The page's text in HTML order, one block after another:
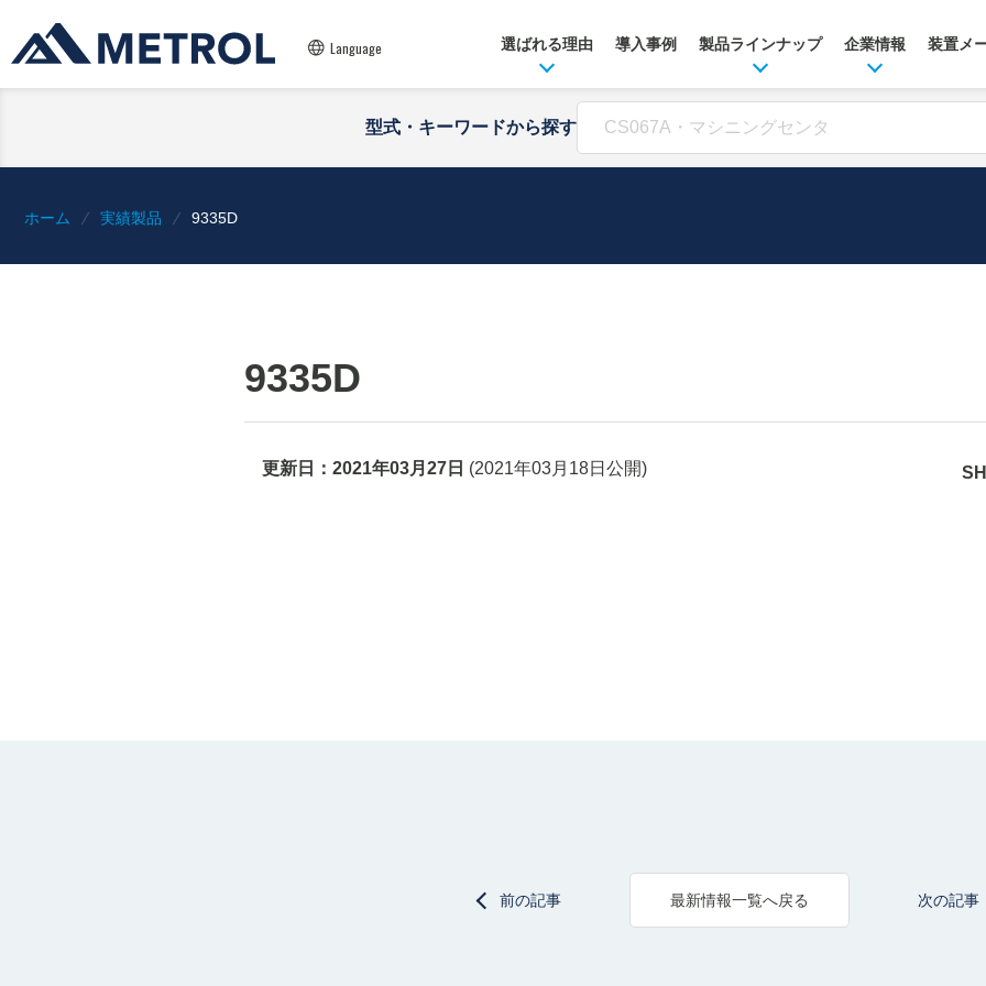
Language 選ばれる理由 導入事例 製品ラインナップ 企業情報 装置メ
型式・キーワードから探す
ホーム 実績製品 9335D
9335D
更新日： 2021年03月27日 (2021年03月18日 公開)
前の記事 最新情報一覧へ戻る 次の記事